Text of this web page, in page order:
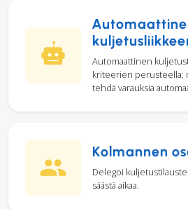
Automaattinen
kriteerien perusteella;
tehdä varauksia
Kolmannen
Delegoi
säästä aikaa.